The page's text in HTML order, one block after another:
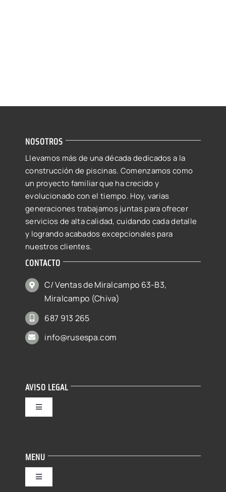
NOSOTROS
Llevamos más de una década dedicados a la
construcción de piscinas. Comenzamos como
un proyecto familiar que ha crecido y
evolucionado con el tiempo. Hoy, varias
generaciones trabajamos juntas para ofrecer
servicios de alta calidad, cuidando cada detalle
y logrando acabados excepcionales para
nuestros clientes.
CONTACTO
C/ Ventas de Miralcampo 63-B3,
Miralcampo (Chiva)
687 913 265
info@rusespa.com
AVISO LEGAL
Toggle
Condiciones de uso
MENU
Toggle